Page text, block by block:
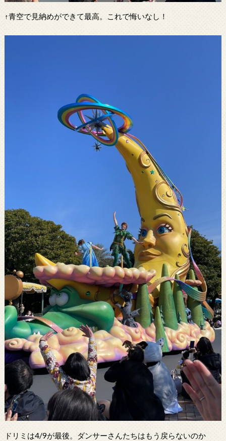
↑青空で見納めができて最高。これで悔いなし！
ドリミは4/9が最後。ダンサーさんたちはもう戻らないのか